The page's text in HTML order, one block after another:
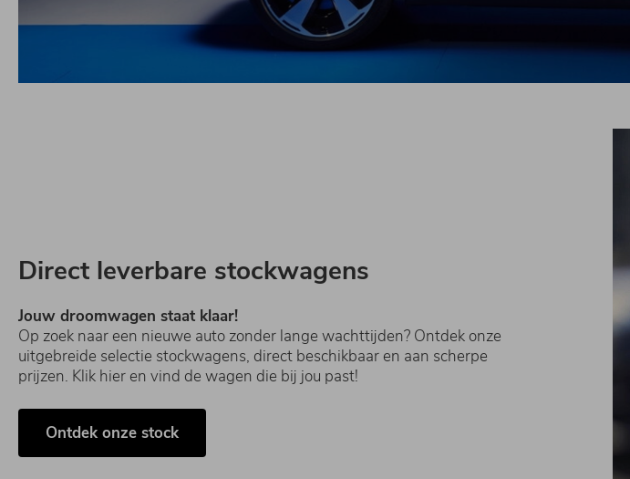
Direct leverbare stockwagens
Jouw droomwagen staat klaar!
Op zoek naar een nieuwe auto zonder lange wachttijden? Ontdek onze
uitgebreide selectie stockwagens, direct beschikbaar en aan scherpe
prijzen. Klik hier en vind de wagen die bij jou past!
Ontdek onze stock